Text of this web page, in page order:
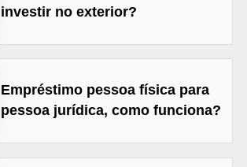
investir no exterior?
Empréstimo pessoa física para
pessoa jurídica, como funciona?